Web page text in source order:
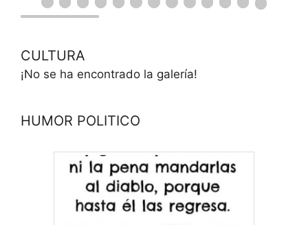
CULTURA
¡No se ha encontrado la galería!
HUMOR POLITICO